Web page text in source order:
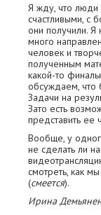
Я жду, что люди
счастливыми, с
они получили.
много
человек и
полученным
какой-то
обсуждаем, что
Задачи на
Зато есть
представить ее
Вообще, у
не сделать ли
смотреть, как
(смеется).
Ирина